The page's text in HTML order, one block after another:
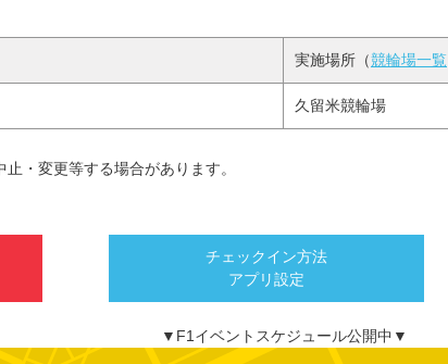
実施場所（競輪場一覧
久留米競輪場
・変更等する場合があります。
チェックイン方法
アプリ設定
▼F1イベントスケジュール公開中▼